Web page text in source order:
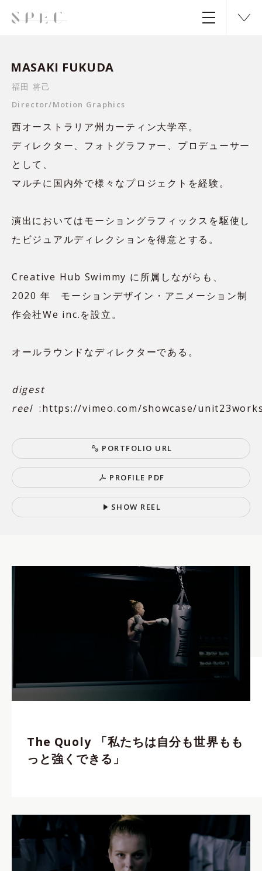
MASAKI FUKUDA
福田 将己
Director/Motion Graphics
西オーストラリア州カーティン大学卒。
ディレクター、フォトグラファー、プロデューサー
として、
マルチに国内外で様々なプロジェクトを経験。
演出においてはモーショングラフィックスを駆使し
たビジュアルディレクションを得意とする。
Creative Hub Swimmy に所属しながらも、
2020 年 モーションデザイン・アニメーション制
作会社We inc.を設立。
オールラウンドなディレクターである。
digest
reel:https://vimeo.com/showcase/
P ORTFOLIO U RL
P ROFI LE P DF
SH OW REEL
The Quoly 「私たちは自分も世界もも
っと強くできる」